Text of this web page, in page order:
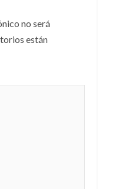
no será
están